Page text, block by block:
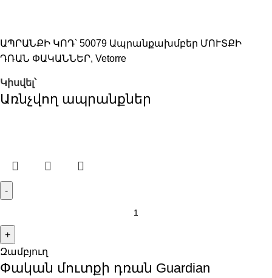
ԱՊՐԱՆՔԻ ԿՈԴ՝ 50079 Ապրանքախմբեր ՄՈՒՏՔԻ
ԴՌԱՆ ՓԱԿԱՆՆԵՐ, Vetorre
Կիսվել՝
Առնչվող ապրանքներ
Զամբյուղ
Փական մուտքի դռան Guardian